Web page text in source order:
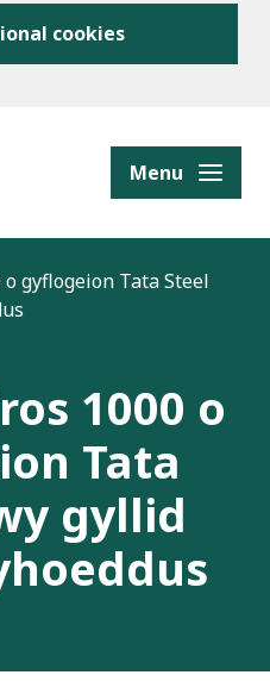
cookies
Menu
gyflogeion Tata Steel
1000 o
Tata
gyllid